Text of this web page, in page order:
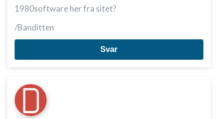
1980software her fra sitet?
/Banditten
Svar